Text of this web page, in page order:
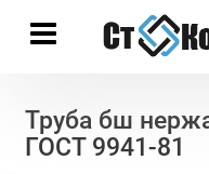
Труба бш
ГОСТ 9941-81